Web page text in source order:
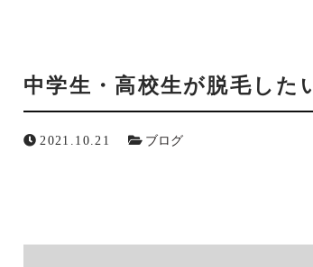
中学生・高校生が脱毛した
2021.10.21 ブログ